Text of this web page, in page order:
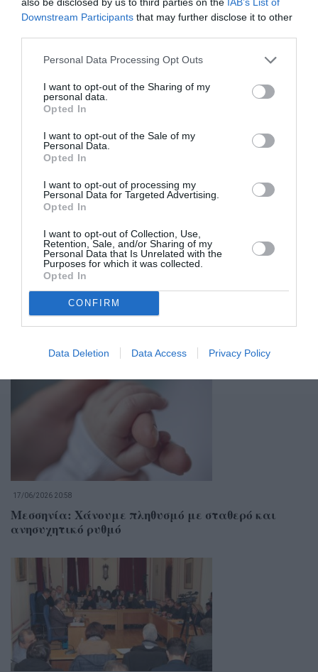
Downstream Participants that may further disclose it to other
Personal Data Processing Opt Outs
I want to opt-out of the Sharing of my
personal data.
Opted In
I want to opt-out of the Sale of my
Personal Data.
Opted In
I want to opt-out of processing my
Personal Data for Targeted Advertising.
Opted In
I want to opt-out of Collection, Use,
Retention, Sale, and/or Sharing of my
Personal Data that Is Unrelated with the
Purposes for which it was collected.
Opted In
CONFIRM
Data Deletion Data Access Privacy Policy
17/06/2026 20:58
Μεσσηνία: Χάνουμε πληθυσμό με σταθερό και
ανησυχητικό ρυθμό